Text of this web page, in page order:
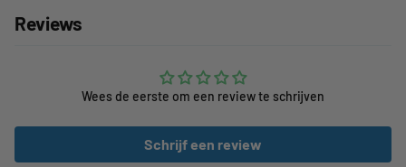
Reviews
Wees de eerste om een review te schrijven
Schrijf een review